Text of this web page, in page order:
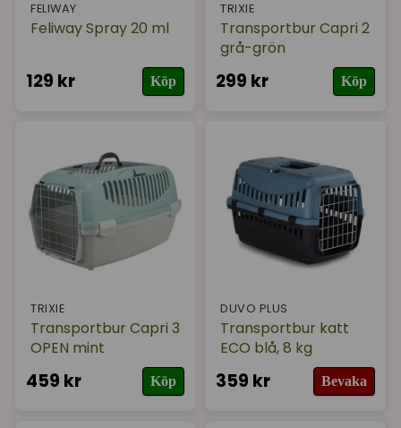
FELIWAY
Feliway Spray 20 ml
129 kr Köp
TRIXIE
Transportbur Capri 2
grå-grön
299 kr Köp
TRIXIE
Transportbur Capri 3
OPEN mint
459 kr Köp
DUVO PLUS
Transportbur katt
ECO blå, 8 kg
359 kr Bevaka